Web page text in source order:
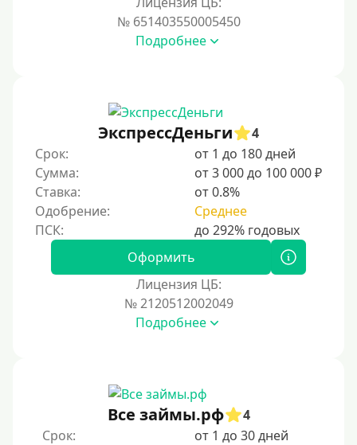
С возможностью частичного погашения
Надежные
Без обмана
Без предоплат
Без электронной почты
С автоматическим одобрением
Без номера телефона
Без платных услуг и подписок
Онлайн круглосуточно
На карту круглосуточно
№ 651403550005450
Подробнее
ЭкспрессДеньги
4
Срок:
от 1 до 180 дней
Сумма:
от 3 000 до 100 000 ₽
Ставка:
от 0.8%
Одобрение:
Среднее
Оформить
Лицензия ЦБ:
№ 2120512002049
Подробнее
Все займы.рф
4
Срок:
от 1 до 30 дней